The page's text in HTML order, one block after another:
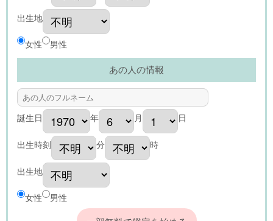
出生地
女性 男性
あの人の情報
誕生日 年 月 日
出生時刻 分 時
出生地
女性 男性